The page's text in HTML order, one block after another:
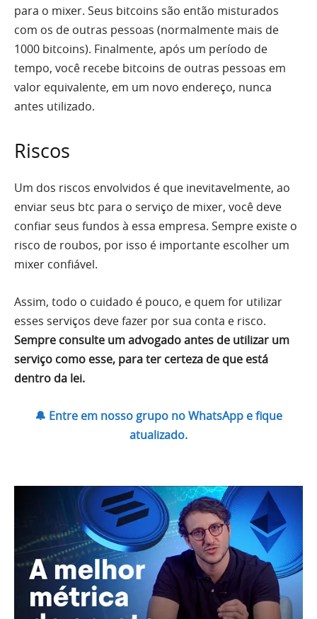
para o mixer. Seus bitcoins são então misturados
com os de outras pessoas (normalmente mais de
1000 bitcoins). Finalmente, após um período de
tempo, você recebe bitcoins de outras pessoas em
valor equivalente, em um novo endereço, nunca
antes utilizado.
Riscos
Um dos riscos envolvidos é que inevitavelmente, ao
enviar seus btc para o serviço de mixer, você deve
confiar seus fundos à essa empresa. Sempre existe o
risco de roubos, por isso é importante escolher um
mixer confiável.
Assim, todo o cuidado é pouco, e quem for utilizar
esses serviços deve fazer por sua conta e risco.
Sempre consulte um advogado antes de utilizar um
serviço como esse, para ter certeza de que está
dentro da lei.
🔔 Entre em nosso grupo no WhatsApp e fique
atualizado.